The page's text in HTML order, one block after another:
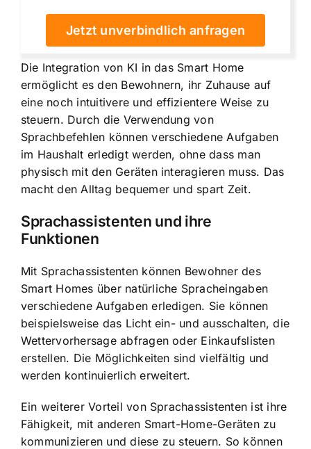
Jetzt unverbindlich anfragen
Die Integration von KI in das Smart Home
ermöglicht es den Bewohnern, ihr Zuhause auf
eine noch intuitivere und effizientere Weise zu
steuern. Durch die Verwendung von
Sprachbefehlen können verschiedene Aufgaben
im Haushalt erledigt werden, ohne dass man
physisch mit den Geräten interagieren muss. Das
macht den Alltag bequemer und spart Zeit.
Sprachassistenten und ihre
Funktionen
Mit Sprachassistenten können Bewohner des
Smart Homes über natürliche Spracheingaben
verschiedene Aufgaben erledigen. Sie können
beispielsweise das Licht ein- und ausschalten, die
Wettervorhersage abfragen oder Einkaufslisten
erstellen. Die Möglichkeiten sind vielfältig und
werden kontinuierlich erweitert.
Ein weiterer Vorteil von Sprachassistenten ist ihre
Fähigkeit, mit anderen Smart-Home-Geräten zu
kommunizieren und diese zu steuern. So können